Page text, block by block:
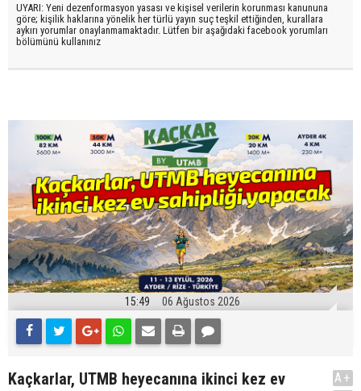
UYARI: Yeni dezenformasyon yasası ve kişisel verilerin korunması kanununa
göre; kişilik haklarına yönelik her türlü yayın suç teşkil ettiğinden, kurallara
aykırı yorumlar onaylanmamaktadır. Lütfen bir aşağıdaki facebook yorumları
bölümünü kullanınız
15:49 06 Ağustos 2026
Kaçkarlar, UTMB heyecanına ikinci kez ev
A+